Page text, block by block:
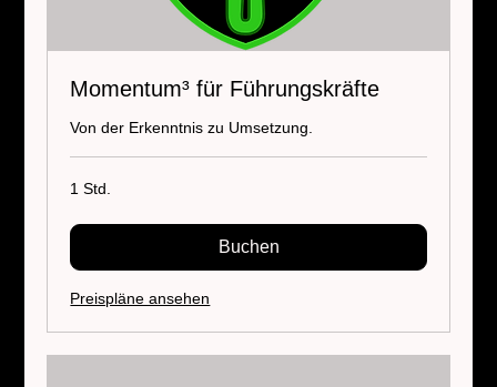
Momentum³ für Führungskräfte
Von der Erkenntnis zu Umsetzung.
1 Std.
Buchen
Preispläne ansehen